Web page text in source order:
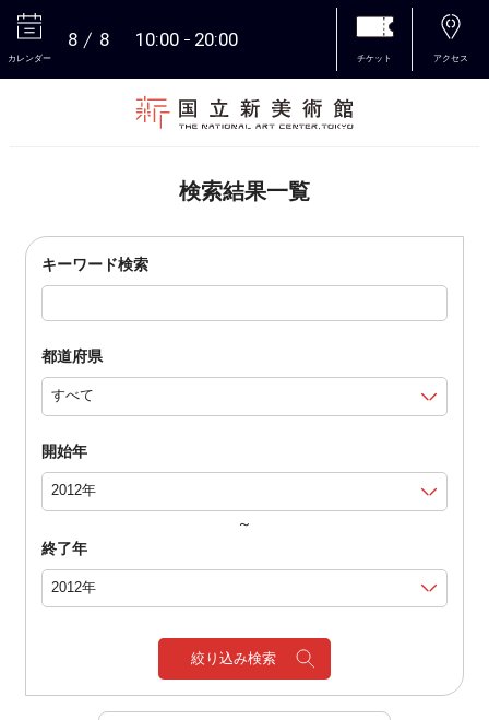
カレンダー
8 8 10:00 20:00
チケット アクセス
検索結果一覧
キーワード検索
都道府県
開始年
～
終了年
絞り込み検索